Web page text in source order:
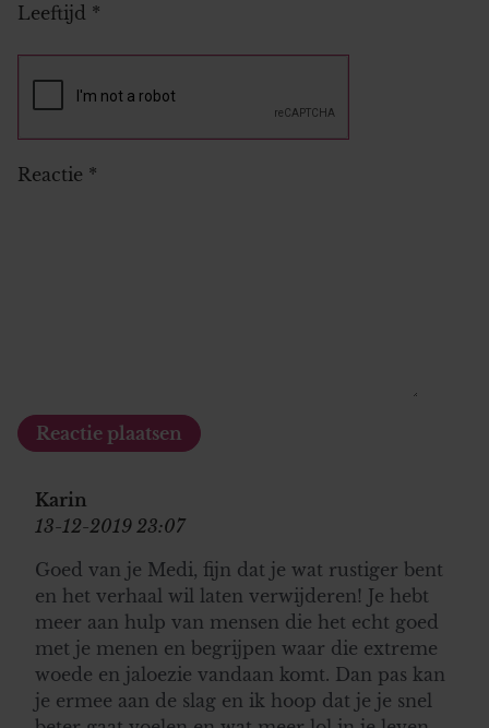
Leeftijd *
Reactie *
Karin
13-12-2019 23:07
Goed van je Medi, fijn dat je wat rustiger bent
en het verhaal wil laten verwijderen! Je hebt
meer aan hulp van mensen die het echt goed
met je menen en begrijpen waar die extreme
woede en jaloezie vandaan komt. Dan pas kan
je ermee aan de slag en ik hoop dat je je snel